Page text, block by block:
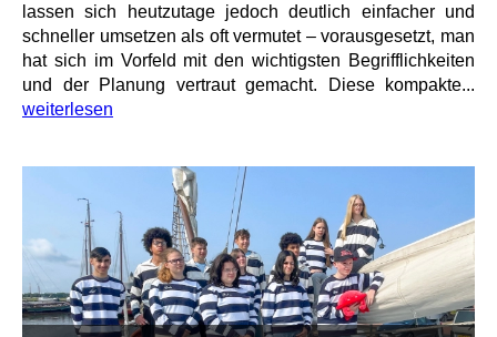
lassen sich heutzutage jedoch deutlich einfacher und
schneller umsetzen als oft vermutet – vorausgesetzt, man
hat sich im Vorfeld mit den wichtigsten Begrifflichkeiten
und der Planung vertraut gemacht. Diese kompakte...
weiterlesen